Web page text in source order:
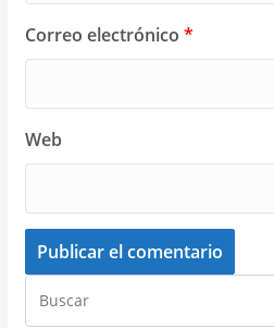
Correo electrónico *
Web